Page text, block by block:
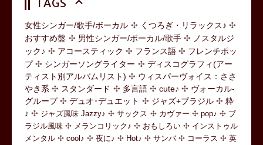
女性シンガー/歌手/ボーカル
くつろぎ・リラックス♪
おすすめ盤
男性シンガー/ボーカル/歌手
ノスタルジ
ック♪
アコースティック フランス語
フレンチポッ
プ
シンガーソングライター
ディスコグラフィ(アー
ティスト別アルバムリスト)
ウィスパーヴォイス：ささ
やき系
スタンダード 多言語 cute♪
ヴォーカル-
グループ
デュオ･デュエット ジャズ+ブラジル
粋
♪
ジャズ風味 Jazzy♪ サックス カヴァー pop♪
ブ
ラジル風味
メランコリック♪ おもしろい
インストゥル
メンタル
cool♪ 夜に♪ Hot♪ サンバ コーラス
英